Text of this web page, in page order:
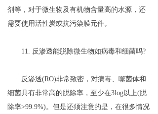
剂等，对于微生物及有机物含量高的水源，还
需要使用活性炭或抗污染膜元件。
11. 反渗透能脱除微生物如病毒和细菌吗?
反渗透(RO)非常致密，对病毒、噬菌体和
细菌具有非常高的脱除率，至少在3log以上(脱
除率>99.9%)。但是还须注意的是，在很多情况